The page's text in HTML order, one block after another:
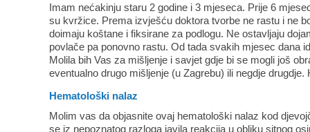
Imam nećakinju staru 2 godine i 3 mjeseca. Prije 6
su kvržice. Prema izvješću doktora tvorbe ne rastu i ne
doimaju koštane i fiksirane za podlogu. Ne ostavljaju
povlače pa ponovno rastu. Od tada svakih mjesec dana
Molila bih Vas za mišljenje i savjet gdje bi se mogli još
eventualno drugo mišljenje (u Zagrebu) ili negdje
Hematološki nalaz
Molim vas da objasnite ovaj hematološki nalaz kod
se iz nepoznatog razloga javila reakcija u obliku sitnog